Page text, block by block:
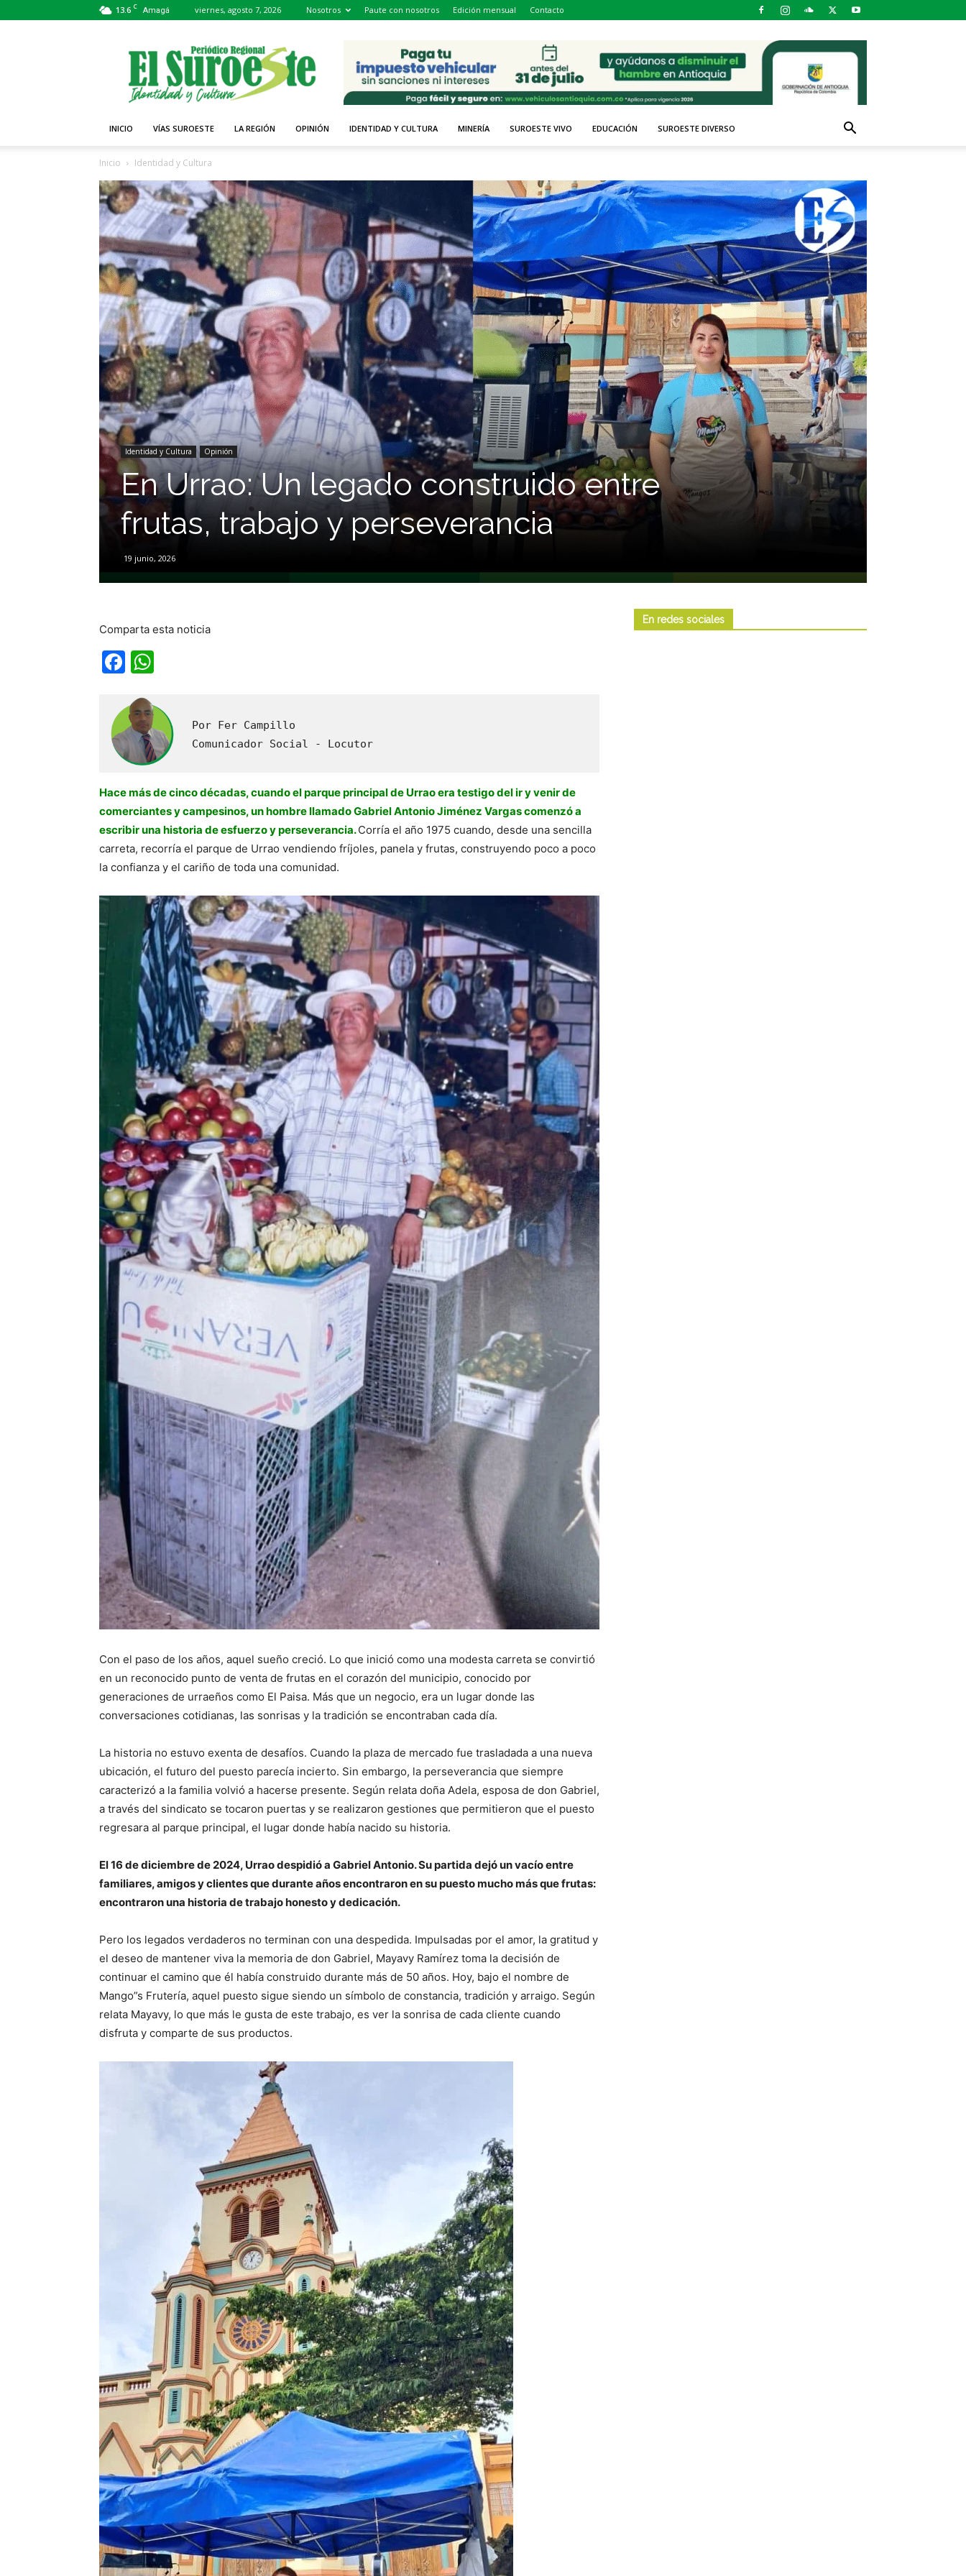
13.6 C Amagá viernes, agosto 7, 2026 Nosotros Paute con nosotros Edición mensual Contacto
Periódico
El
Suroeste
INICIO VÍAS SUROESTE LA REGIÓN OPINIÓN IDENTIDAD Y CULTURA MINERÍA SUROESTE VIVO EDUCACIÓN SUROESTE DIVERSO
Inicio Identidad y Cultura
Identidad y Cultura Opinión
En Urrao: Un legado construido entre
frutas, trabajo y perseverancia
19 junio, 2026
Comparta esta noticia
Facebook
Por Fer Campillo
Comunicador Social - Locutor
Hace más de cinco décadas, cuando el parque principal de Urrao era testigo del ir y venir de
comerciantes y campesinos, un hombre llamado Gabriel Antonio Jiménez Vargas comenzó a
escribir una historia de esfuerzo y perseverancia. Corría el año 1975 cuando, desde una sencilla
carreta, recorría el parque de Urrao vendiendo fríjoles, panela y frutas, construyendo poco a poco
la confianza y el cariño de toda una comunidad.
Con el paso de los años, aquel sueño creció. Lo que inició como una modesta carreta se convirtió
en un reconocido punto de venta de frutas en el corazón del municipio, conocido por
generaciones de urraeños como El Paisa. Más que un negocio, era un lugar donde las
conversaciones cotidianas, las sonrisas y la tradición se encontraban cada día.
La historia no estuvo exenta de desafíos. Cuando la plaza de mercado fue trasladada a una nueva
ubicación, el futuro del puesto parecía incierto. Sin embargo, la perseverancia que siempre
caracterizó a la familia volvió a hacerse presente. Según relata doña Adela, esposa de don Gabriel,
a través del sindicato se tocaron puertas y se realizaron gestiones que permitieron que el puesto
regresara al parque principal, el lugar donde había nacido su historia.
El 16 de diciembre de 2024, Urrao despidió a Gabriel Antonio. Su partida dejó un vacío entre
familiares, amigos y clientes que durante años encontraron en su puesto mucho más que frutas:
encontraron una historia de trabajo honesto y dedicación.
Pero los legados verdaderos no terminan con una despedida. Impulsadas por el amor, la gratitud y
el deseo de mantener viva la memoria de don Gabriel, Mayavy Ramírez toma la decisión de
continuar el camino que él había construido durante más de 50 años. Hoy, bajo el nombre de
Mango”s Frutería, aquel puesto sigue siendo un símbolo de constancia, tradición y arraigo. Según
relata Mayavy, lo que más le gusta de este trabajo, es ver la sonrisa de cada cliente cuando
disfruta y comparte de sus productos.
En redes sociales